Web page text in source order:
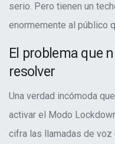
serio. Pero tienen un
enormemente al público
El problema que
resolver
Una verdad incómoda
activar el Modo
cifra las llamadas de voz